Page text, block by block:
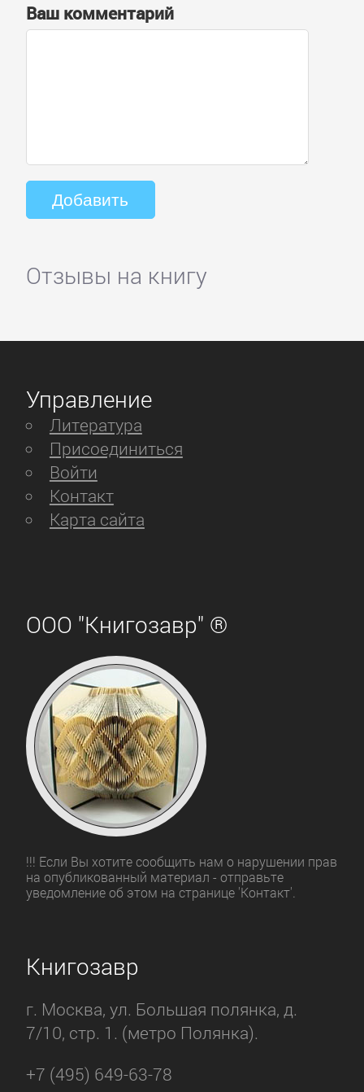
Ваш комментарий
Отзывы на книгу
Управление
Литература
Присоединиться
Войти
Контакт
Карта сайта
ООО "Книгозавр" ®
!!! Если Вы хотите сообщить нам о нарушении прав
на опубликованный материал - отправьте
уведомление об этом на странице 'Контакт'.
Книгозавр
г. Москва, ул. Большая полянка, д.
7/10, стр. 1. (метро Полянка).
+7 (495) 649-63-78